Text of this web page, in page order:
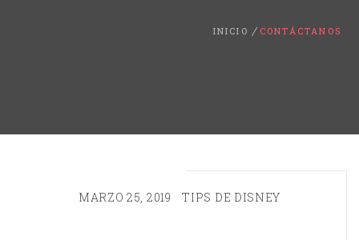
INICIO CONTÁCTANOS
MARZO 25, 2019 TIPS DE DISNEY